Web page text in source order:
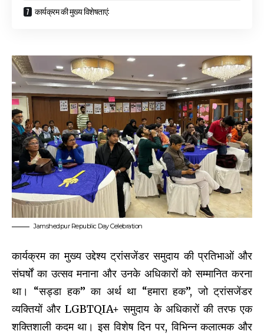
कार्यक्रम की मुख्य विशेषताएं:
Jamshedpur Republic Day Celebration
कार्यक्रम का मुख्य उद्देश्य ट्रांसजेंडर समुदाय की प्रतिभाओं और
संघर्षों का उत्सव मनाना और उनके अधिकारों को सम्मानित करना
था। “सड्डा हक” का अर्थ था “हमारा हक”, जो ट्रांसजेंडर
व्यक्तियों और LGBTQIA+ समुदाय के अधिकारों की तरफ एक
शक्तिशाली कदम था। इस विशेष दिन पर, विभिन्न कलात्मक और